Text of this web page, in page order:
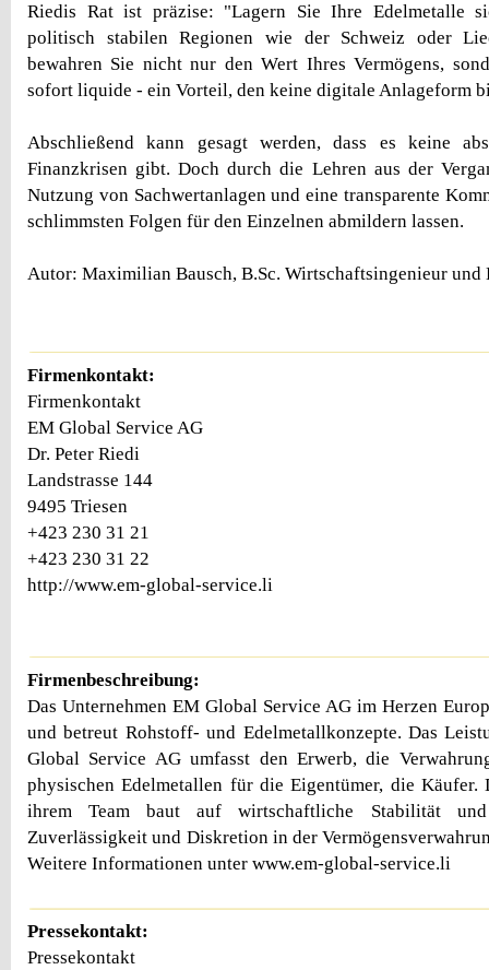
Riedis Rat ist präzise: "Lagern Sie Ihre Edelmetalle
politisch stabilen Regionen wie der Schweiz oder
bewahren Sie nicht nur den Wert Ihres Vermögens,
sofort liquide - ein Vorteil, den keine digitale Anlageform
Abschließend kann gesagt werden, dass es keine
Finanzkrisen gibt. Doch durch die Lehren aus der
Nutzung von Sachwertanlagen und eine transparente
schlimmsten Folgen für den Einzelnen abmildern lassen.
Autor: Maximilian Bausch, B.Sc. Wirtschaftsingenieur und
Firmenkontakt:
Firmenkontakt
EM Global Service AG
Dr. Peter Riedi
Landstrasse 144
9495 Triesen
+423 230 31 21
+423 230 31 22
http://www.em-global-service.li
Firmenbeschreibung:
Das Unternehmen EM Global Service AG im Herzen
und betreut Rohstoff- und Edelmetallkonzepte. Das
Global Service AG umfasst den Erwerb, die
physischen Edelmetallen für die Eigentümer, die Käufer.
ihrem Team baut auf wirtschaftliche Stabilität
Zuverlässigkeit und Diskretion in der
Weitere Informationen unter www.em-global-service.li
Pressekontakt:
Pressekontakt